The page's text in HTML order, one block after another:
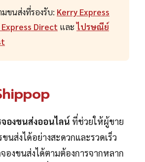
ขนส่งที่รองรับ: Kerry Express
Direct และไปรษณีย์
องขนส่งออนไลน์ ที่ช่วยให้ผู้ขาย
นส่งได้อย่างสะดวกและรวดเร็ว
องขนส่งได้ตามต้องการจากหลาก